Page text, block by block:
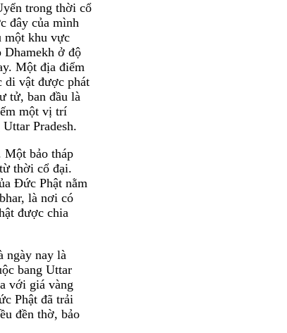
trong thời cổ
đây của mình
một khu vực
Dhamekh ở độ
Một địa điểm
di vật được phát
tử, ban đầu là
một vị trí
Pradesh.
Một bảo tháp
thời cổ đại.
Đức Phật nằm
là nơi có
được chia
ngày nay là
bang Uttar
với giá vàng
Phật đã trải
đền thờ, bảo